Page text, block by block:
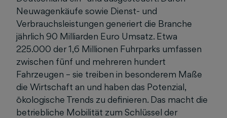
Neuwagenkäufe sowie Dienst- und
Verbrauchsleistungen generiert die Branche
jährlich 90 Milliarden Euro Umsatz. Etwa
225.000 der 1,6 Millionen Fuhrparks umfassen
zwischen fünf und mehreren hundert
Fahrzeugen – sie treiben in besonderem Maße
die Wirtschaft an und haben das Potenzial,
ökologische Trends zu definieren. Das macht die
betriebliche Mobilität zum Schlüssel der